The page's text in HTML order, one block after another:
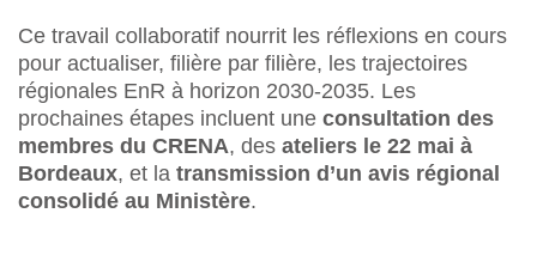
Ce travail collaboratif nourrit les réflexions en cours
pour actualiser, filière par filière, les trajectoires
régionales EnR à horizon 2030-2035. Les
prochaines étapes incluent une consultation des
membres du CRENA, des ateliers le 22 mai à
Bordeaux, et la transmission d’un avis régional
consolidé au Ministère.